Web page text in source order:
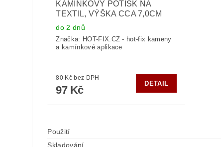
KAMÍNKOVÝ POTISK NA
TEXTIL, VÝŠKA CCA 7,0CM
do 2 dnů
Značka: HOT-FIX.CZ - hot-fix kameny
a kamínkové aplikace
80 Kč bez DPH
97 Kč
DETAIL
Použití
Skladování